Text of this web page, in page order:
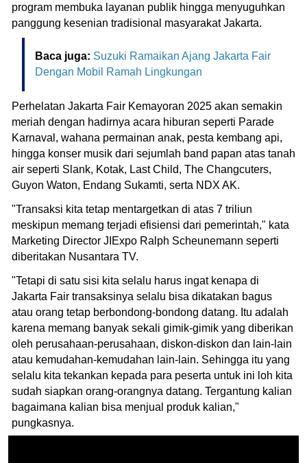
program membuka layanan publik hingga menyuguhkan
panggung kesenian tradisional masyarakat Jakarta.
Baca juga: Suzuki Ramaikan Ajang Jakarta Fair
Dengan Mobil Ramah Lingkungan
Perhelatan Jakarta Fair Kemayoran 2025 akan semakin
meriah dengan hadirnya acara hiburan seperti Parade
Karnaval, wahana permainan anak, pesta kembang api,
hingga konser musik dari sejumlah band papan atas tanah
air seperti Slank, Kotak, Last Child, The Changcuters,
Guyon Waton, Endang Sukamti, serta NDX AK.
"Transaksi kita tetap mentargetkan di atas 7 triliun
meskipun memang terjadi efisiensi dari pemerintah," kata
Marketing Director JIExpo Ralph Scheunemann seperti
diberitakan Nusantara TV.
"Tetapi di satu sisi kita selalu harus ingat kenapa di
Jakarta Fair transaksinya selalu bisa dikatakan bagus
atau orang tetap berbondong-bondong datang. Itu adalah
karena memang banyak sekali gimik-gimik yang diberikan
oleh perusahaan-perusahaan, diskon-diskon dan lain-lain
atau kemudahan-kemudahan lain-lain. Sehingga itu yang
selalu kita tekankan kepada para peserta untuk ini loh kita
sudah siapkan orang-orangnya datang. Tergantung kalian
bagaimana kalian bisa menjual produk kalian,"
pungkasnya.